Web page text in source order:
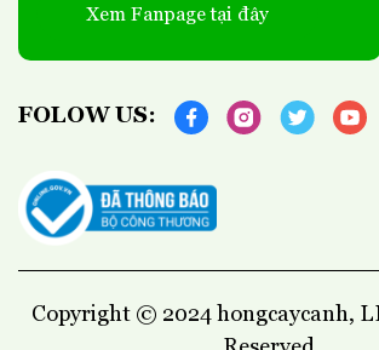
Xem Fanpage tại đây
FOLOW US:
Copyright © 2024 hongcaycanh,